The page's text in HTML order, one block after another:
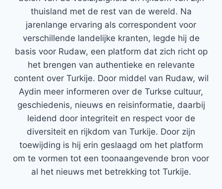
thuisland met de rest van de wereld. Na
jarenlange ervaring als correspondent voor
verschillende landelijke kranten, legde hij de
basis voor Rudaw, een platform dat zich richt op
het brengen van authentieke en relevante
content over Turkije. Door middel van Rudaw, wil
Aydin meer informeren over de Turkse cultuur,
geschiedenis, nieuws en reisinformatie, daarbij
leidend door integriteit en respect voor de
diversiteit en rijkdom van Turkije. Door zijn
toewijding is hij erin geslaagd om het platform
om te vormen tot een toonaangevende bron voor
al het nieuws met betrekking tot Turkije.